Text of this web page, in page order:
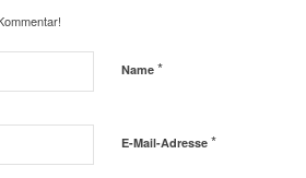
Name *
E-Mail-Adresse *